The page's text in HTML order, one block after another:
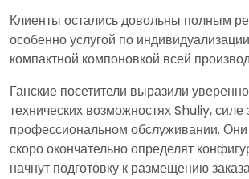
Клиенты остались довольны полным
особенно услугой по
компактной компоновкой всей
Ганские посетители выразили
технических возможностях Shuliy, силе
профессиональном обслуживании.
скоро окончательно определят
начнут подготовку к размещению